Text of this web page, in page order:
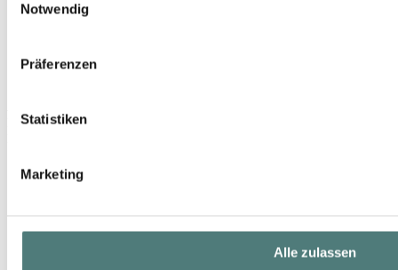
Notwendig
Präferenzen
Statistiken
Marketing
Alle zulassen
Les Eaux d'un Instant Luminous Violet EdT Spray
56,99 €
100 ml (56,99 € / 100 ml)